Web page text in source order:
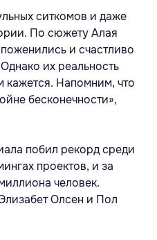
ситкомов и даже
По сюжету Алая
и счастливо
их реальность
кажется. Напомним, что
бесконечности»,
побил рекорд среди
проектов, и за
человек.
Олсен и Пол